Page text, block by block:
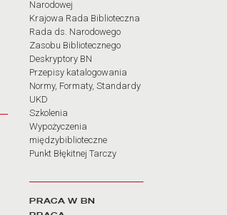
Narodowej
Krajowa Rada Biblioteczna
Rada ds. Narodowego
Zasobu Bibliotecznego
Deskryptory BN
Przepisy katalogowania
Normy, Formaty, Standardy
UKD
Szkolenia
Wypożyczenia
międzybiblioteczne
Punkt Błękitnej Tarczy
PRACA W BN